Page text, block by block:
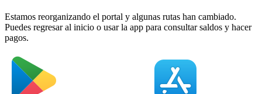
Estamos reorganizando el portal y algunas rutas han cambiado.
Puedes regresar al inicio o usar la app para consultar saldos y hacer
pagos.